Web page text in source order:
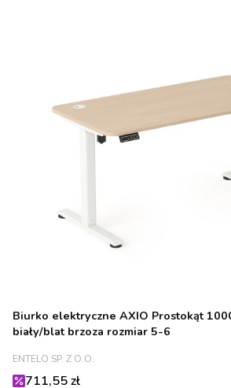
Biurko elektryczne AXIO Prostokąt
biały/blat brzoza rozmiar 5-6
PRODUCENT
ENTELO SP. Z O.O.
Cena promocyjna
711,55 zł